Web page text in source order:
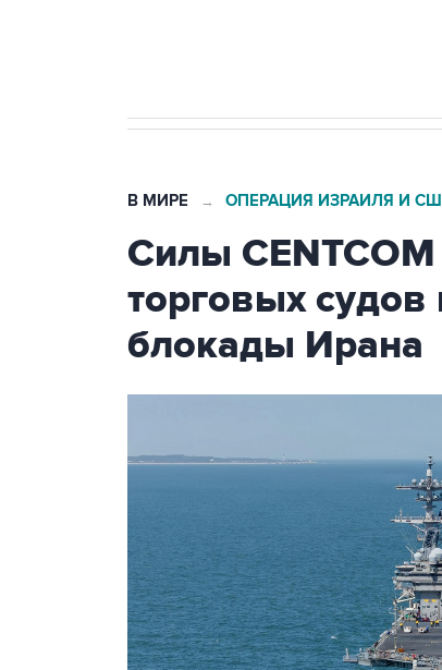
В МИРЕ → ОПЕРАЦИЯ ИЗРАИЛЯ И
Силы
торговых
блокады Ирана